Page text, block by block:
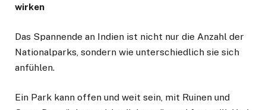
wirken
Das Spannende an Indien ist nicht nur die Anzahl der
Nationalparks, sondern wie unterschiedlich sie sich
anfühlen.
Ein Park kann offen und weit sein, mit Ruinen und